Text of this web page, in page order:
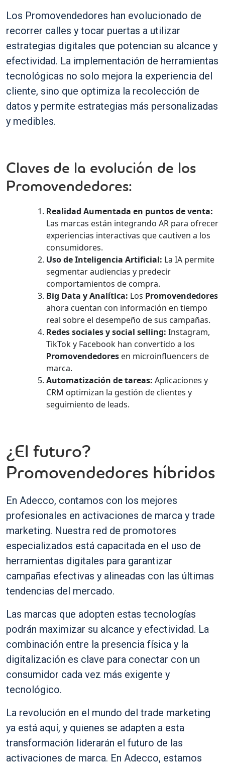
Los Promovendedores han evolucionado de
recorrer calles y tocar puertas a utilizar
estrategias digitales que potencian su alcance y
efectividad. La implementación de herramientas
tecnológicas no solo mejora la experiencia del
cliente, sino que optimiza la recolección de
datos y permite estrategias más personalizadas
y medibles.
Claves de la evolución de los
Promovendedores:
Realidad Aumentada en puntos de venta:
Las marcas están integrando AR para ofrecer
experiencias interactivas que cautiven a los
consumidores.
Uso de Inteligencia Artificial: La IA permite
segmentar audiencias y predecir
comportamientos de compra.
Big Data y Analítica: Los Promovendedores
ahora cuentan con información en tiempo
real sobre el desempeño de sus campañas.
Redes sociales y social selling: Instagram,
TikTok y Facebook han convertido a los
Promovendedores en microinfluencers de
marca.
Automatización de tareas: Aplicaciones y
CRM optimizan la gestión de clientes y
seguimiento de leads.
¿El futuro?
Promovendedores híbridos
En Adecco, contamos con los mejores
profesionales en activaciones de marca y trade
marketing. Nuestra red de promotores
especializados está capacitada en el uso de
herramientas digitales para garantizar
campañas efectivas y alineadas con las últimas
tendencias del mercado.
Las marcas que adopten estas tecnologías
podrán maximizar su alcance y efectividad. La
combinación entre la presencia física y la
digitalización es clave para conectar con un
consumidor cada vez más exigente y
tecnológico.
La revolución en el mundo del trade marketing
ya está aquí, y quienes se adapten a esta
transformación liderarán el futuro de las
activaciones de marca. En Adecco, estamos